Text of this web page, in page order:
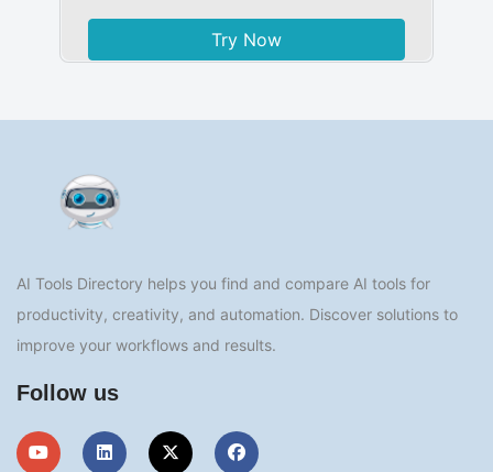
Try Now
AI Tools Directory helps you find and compare AI tools for
productivity, creativity, and automation. Discover solutions to
improve your workflows and results.
Follow us